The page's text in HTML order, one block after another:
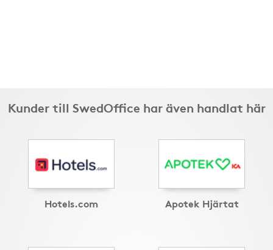
Kunder till SwedOffice har även handlat här
Hotels.com Apotek Hjärtat